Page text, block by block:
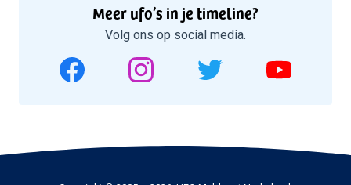
Meer ufo’s in je timeline?
Volg ons op social media.